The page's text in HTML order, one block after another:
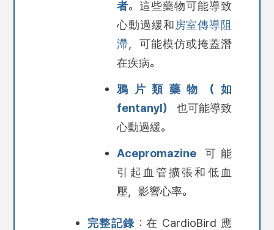
者。這些藥物可能導致
心動過緩和房室傳導阻
滯 ，可能模仿或掩蓋潛
在疾病。
鴉片類藥物
（如
fentanyl）
也可能導致
心動過緩。
Acepromazine 可能
引起血管擴張和低血
壓，影響心率。
完整記錄 ：在 CardioBird 應